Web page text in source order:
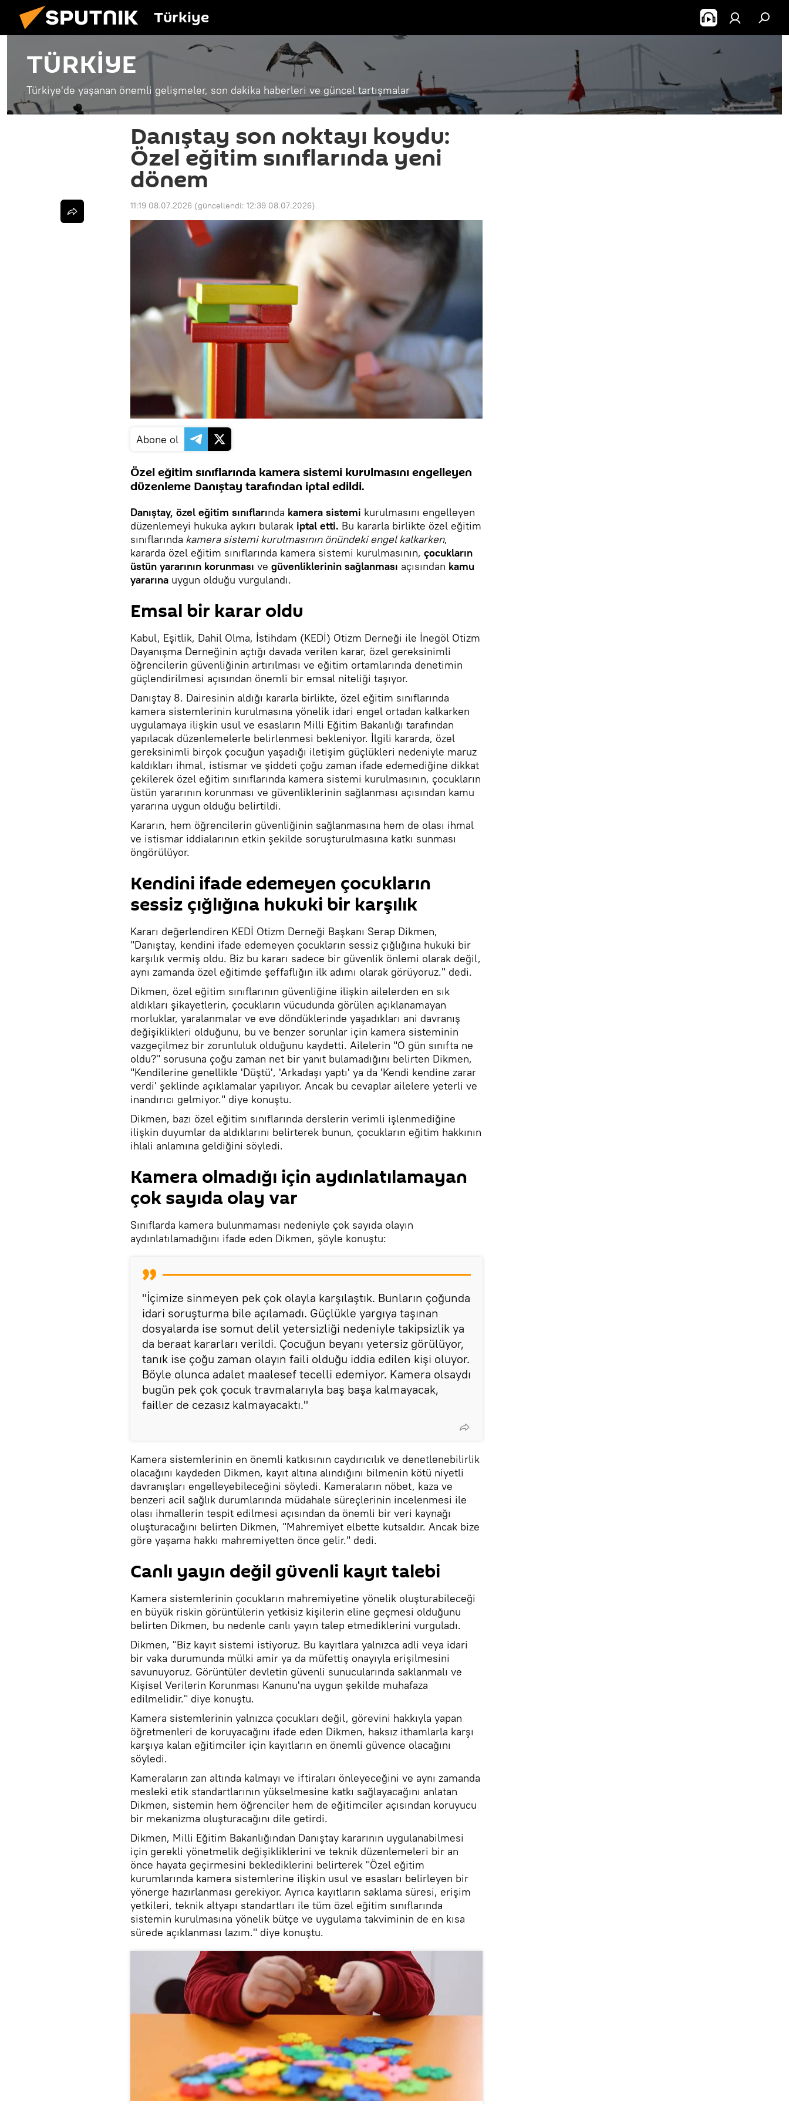
Türkiye
TÜRKİYE
Türkiye'de yaşanan önemli gelişmeler, son dakika haberleri ve güncel tartışmalar
Danıştay son noktayı koydu:
Özel eğitim sınıflarında yeni
dönem
11:19 08.07.2026 (güncellendi: 12:39 08.07.2026)
Abone ol
Özel eğitim sınıflarında kamera sistemi kurulmasını engelleyen
düzenleme Danıştay tarafından iptal edildi.
Danıştay, özel eğitim sınıflarında kamera sistemi kurulmasını engelleyen
düzenlemeyi hukuka aykırı bularak iptal etti. Bu kararla birlikte özel eğitim
sınıflarında kamera sistemi kurulmasının önündeki engel kalkarken,
kararda özel eğitim sınıflarında kamera sistemi kurulmasının, çocukların
üstün yararının korunması ve güvenliklerinin sağlanması açısından kamu
yararına uygun olduğu vurgulandı.
Emsal bir karar oldu
Kabul, Eşitlik, Dahil Olma, İstihdam (KEDİ) Otizm Derneği ile İnegöl Otizm
Dayanışma Derneğinin açtığı davada verilen karar, özel gereksinimli
öğrencilerin güvenliğinin artırılması ve eğitim ortamlarında denetimin
güçlendirilmesi açısından önemli bir emsal niteliği taşıyor.
Danıştay 8. Dairesinin aldığı kararla birlikte, özel eğitim sınıflarında
kamera sistemlerinin kurulmasına yönelik idari engel ortadan kalkarken
uygulamaya ilişkin usul ve esasların Milli Eğitim Bakanlığı tarafından
yapılacak düzenlemelerle belirlenmesi bekleniyor. İlgili kararda, özel
gereksinimli birçok çocuğun yaşadığı iletişim güçlükleri nedeniyle maruz
kaldıkları ihmal, istismar ve şiddeti çoğu zaman ifade edemediğine dikkat
çekilerek özel eğitim sınıflarında kamera sistemi kurulmasının, çocukların
üstün yararının korunması ve güvenliklerinin sağlanması açısından kamu
yararına uygun olduğu belirtildi.
Kararın, hem öğrencilerin güvenliğinin sağlanmasına hem de olası ihmal
ve istismar iddialarının etkin şekilde soruşturulmasına katkı sunması
öngörülüyor.
Kendini ifade edemeyen çocukların
sessiz çığlığına hukuki bir karşılık
Kararı değerlendiren KEDİ Otizm Derneği Başkanı Serap Dikmen,
"Danıştay, kendini ifade edemeyen çocukların sessiz çığlığına hukuki bir
karşılık vermiş oldu. Biz bu kararı sadece bir güvenlik önlemi olarak değil,
aynı zamanda özel eğitimde şeffaflığın ilk adımı olarak görüyoruz." dedi.
Dikmen, özel eğitim sınıflarının güvenliğine ilişkin ailelerden en sık
aldıkları şikayetlerin, çocukların vücudunda görülen açıklanamayan
morluklar, yaralanmalar ve eve döndüklerinde yaşadıkları ani davranış
değişiklikleri olduğunu, bu ve benzer sorunlar için kamera sisteminin
vazgeçilmez bir zorunluluk olduğunu kaydetti. Ailelerin "O gün sınıfta ne
oldu?" sorusuna çoğu zaman net bir yanıt bulamadığını belirten Dikmen,
"Kendilerine genellikle 'Düştü', 'Arkadaşı yaptı' ya da 'Kendi kendine zarar
verdi' şeklinde açıklamalar yapılıyor. Ancak bu cevaplar ailelere yeterli ve
inandırıcı gelmiyor." diye konuştu.
Dikmen, bazı özel eğitim sınıflarında derslerin verimli işlenmediğine
ilişkin duyumlar da aldıklarını belirterek bunun, çocukların eğitim hakkının
ihlali anlamına geldiğini söyledi.
Kamera olmadığı için aydınlatılamayan
çok sayıda olay var
Sınıflarda kamera bulunmaması nedeniyle çok sayıda olayın
aydınlatılamadığını ifade eden Dikmen, şöyle konuştu:
"İçimize sinmeyen pek çok olayla karşılaştık. Bunların çoğunda
idari soruşturma bile açılamadı. Güçlükle yargıya taşınan
dosyalarda ise somut delil yetersizliği nedeniyle takipsizlik ya
da beraat kararları verildi. Çocuğun beyanı yetersiz görülüyor,
tanık ise çoğu zaman olayın faili olduğu iddia edilen kişi oluyor.
Böyle olunca adalet maalesef tecelli edemiyor. Kamera olsaydı
bugün pek çok çocuk travmalarıyla baş başa kalmayacak,
failler de cezasız kalmayacaktı."
Kamera sistemlerinin en önemli katkısının caydırıcılık ve denetlenebilirlik
olacağını kaydeden Dikmen, kayıt altına alındığını bilmenin kötü niyetli
davranışları engelleyebileceğini söyledi. Kameraların nöbet, kaza ve
benzeri acil sağlık durumlarında müdahale süreçlerinin incelenmesi ile
olası ihmallerin tespit edilmesi açısından da önemli bir veri kaynağı
oluşturacağını belirten Dikmen, "Mahremiyet elbette kutsaldır. Ancak bize
göre yaşama hakkı mahremiyetten önce gelir." dedi.
Canlı yayın değil güvenli kayıt talebi
Kamera sistemlerinin çocukların mahremiyetine yönelik oluşturabileceği
en büyük riskin görüntülerin yetkisiz kişilerin eline geçmesi olduğunu
belirten Dikmen, bu nedenle canlı yayın talep etmediklerini vurguladı.
Dikmen, "Biz kayıt sistemi istiyoruz. Bu kayıtlara yalnızca adli veya idari
bir vaka durumunda mülki amir ya da müfettiş onayıyla erişilmesini
savunuyoruz. Görüntüler devletin güvenli sunucularında saklanmalı ve
Kişisel Verilerin Korunması Kanunu'na uygun şekilde muhafaza
edilmelidir." diye konuştu.
Kamera sistemlerinin yalnızca çocukları değil, görevini hakkıyla yapan
öğretmenleri de koruyacağını ifade eden Dikmen, haksız ithamlarla karşı
karşıya kalan eğitimciler için kayıtların en önemli güvence olacağını
söyledi.
Kameraların zan altında kalmayı ve iftiraları önleyeceğini ve aynı zamanda
mesleki etik standartlarının yükselmesine katkı sağlayacağını anlatan
Dikmen, sistemin hem öğrenciler hem de eğitimciler açısından koruyucu
bir mekanizma oluşturacağını dile getirdi.
Dikmen, Milli Eğitim Bakanlığından Danıştay kararının uygulanabilmesi
için gerekli yönetmelik değişikliklerini ve teknik düzenlemeleri bir an
önce hayata geçirmesini beklediklerini belirterek "Özel eğitim
kurumlarında kamera sistemlerine ilişkin usul ve esasları belirleyen bir
yönerge hazırlanması gerekiyor. Ayrıca kayıtların saklama süresi, erişim
yetkileri, teknik altyapı standartları ile tüm özel eğitim sınıflarında
sistemin kurulmasına yönelik bütçe ve uygulama takviminin de en kısa
sürede açıklanması lazım." diye konuştu.